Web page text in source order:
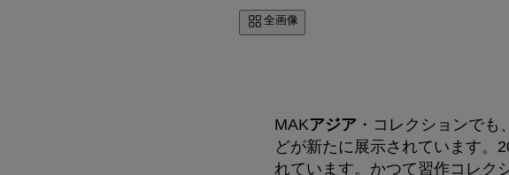
全画像
MAKアジア ・コレクションで
どが新たに展示されています。
れています。かつて習作コレク